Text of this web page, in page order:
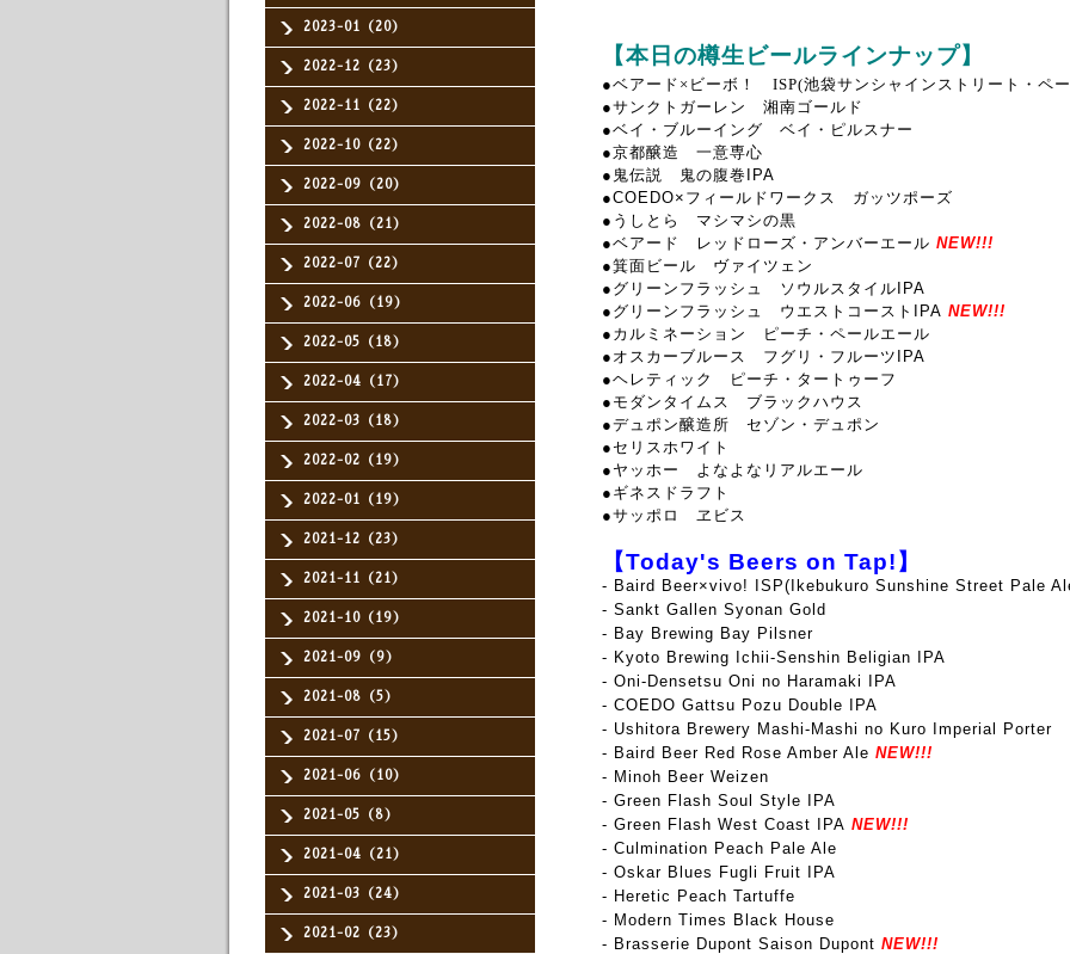
2023-01（20）
2022-12（23）
2022-11（22）
2022-10（22）
2022-09（20）
2022-08（21）
2022-07（22）
2022-06（19）
2022-05（18）
2022-04（17）
2022-03（18）
2022-02（19）
2022-01（19）
2021-12（23）
2021-11（21）
2021-10（19）
2021-09（9）
2021-08（5）
2021-07（15）
2021-06（10）
2021-05（8）
2021-04（21）
2021-03（24）
2021-02（23）
【本日の樽生ビールラインナップ】
●ベアード×ビーボ！ ISP(池袋サンシャインストリート・ペ
●サンクトガーレン 湘南ゴールド
●ベイ・ブルーイング ベイ・ピルスナー
●京都醸造 一意専心
●鬼伝説 鬼の腹巻IPA
●COEDO×フィールドワークス ガッツポーズ
●うしとら マシマシの黒
●ベアード レッドローズ・アンバーエール NEW!!!
●箕面ビール ヴァイツェン
●グリーンフラッシュ ソウルスタイルIPA
●グリーンフラッシュ ウエストコーストIPA NEW!!!
●カルミネーション ピーチ・ペールエール
●オスカーブルース フグリ・フルーツIPA
●ヘレティック ピーチ・タートゥーフ
●モダンタイムス ブラックハウス
●デュポン醸造所 セゾン・デュポン
●セリスホワイト
●ヤッホー よなよなリアルエール
●ギネスドラフト
●サッポロ ヱビス
【Today's Beers on Tap!】
- Baird Beer×vivo! ISP(Ikebukuro Sunshine Street Pale
- Sankt Gallen Syonan Gold
- Bay Brewing Bay Pilsner
- Kyoto Brewing Ichii-Senshin Beligian IPA
- Oni-Densetsu Oni no Haramaki IPA
- COEDO Gattsu Pozu Double IPA
- Ushitora Brewery Mashi-Mashi no Kuro Imperial Porter
- Baird Beer Red Rose Amber Ale NEW!!!
- Minoh Beer Weizen
- Green Flash Soul Style IPA
- Green Flash West Coast IPA NEW!!!
- Culmination Peach Pale Ale
- Oskar Blues Fugli Fruit IPA
- Heretic Peach Tartuffe
- Modern Times Black House
- Brasserie Dupont Saison Dupont NEW!!!